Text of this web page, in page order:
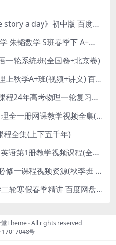
一天一个小故事《one story a day》初中版 百度网盘分享下载
初中数学 2024初一数学 朱韬数学 S班春季下 A+班春季下 百度云网盘
一轮系统班(全国卷+北京卷)
杨萌物理2023初三物理上秋季A+班(视频+讲义) 百度网盘分享
2024赵玉峰高三物理课程24年高考物理一轮复习网课教程
沪科版(初三)九年级物理全一册网课教学视频全集(录播版 杜春雨 66讲)
程全集(上下五千年)
[胡金铭 Diana]新概念英语第1册教学视频课程(全集 百度网盘下载)
2022赵礼显高一数学必修一课程视频资源(秋季班 含讲义)百度网盘云
胡源2024届高考数学二轮寒假春季精讲 百度网盘分享
堂Theme- All rights reserved
17017048号